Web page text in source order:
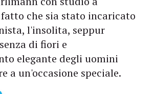
fatto che sia stato incaricato
l'insolita, seppur
di fiori e
elegante degli uomini
a un'occasione speciale.